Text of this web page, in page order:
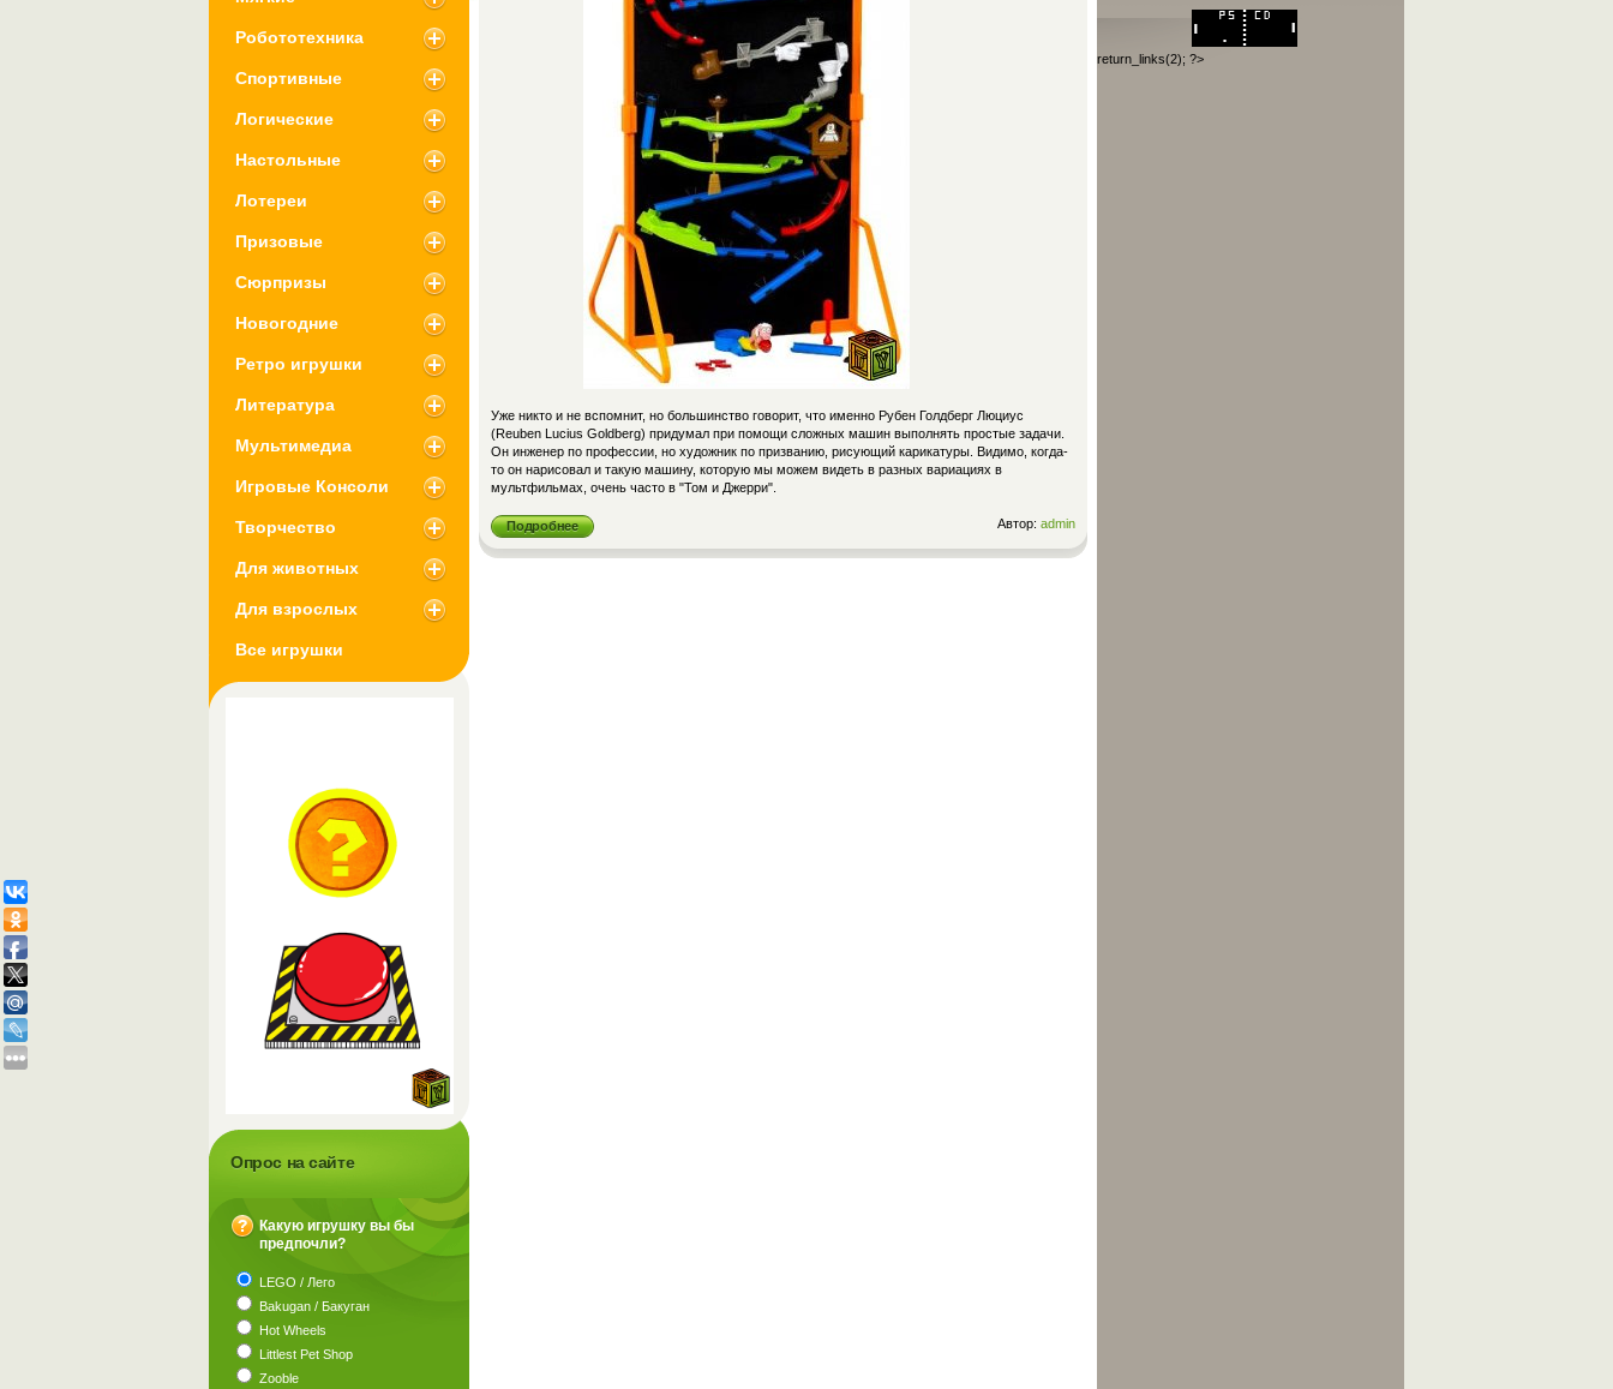
Уже никто и не вспомнит, но большинство говорит, что именно Рубен Голдберг Люциус
(Reuben Lucius Goldberg) придумал при помощи сложных машин выполнять простые задачи.
Он инженер по профессии, но художник по призванию, рисующий карикатуры. Видимо, когда-
то он нарисовал и такую машину, которую мы можем видеть в разных вариациях в
мультфильмах, очень часто в "Том и Джерри".
Автор: admin
Подробнее
return_links(2); ?>
Робототехника
Спортивные
Логические
Настольные
Лотереи
Призовые
Сюрпризы
Новогодние
Ретро игрушки
Литература
Мультимедиа
Игровые Консоли
Творчество
Для животных
Для взрослых
Все игрушки
Опрос на сайте
Какую игрушку вы бы
предпочли?
LEGO / Лего
Bakugan / Бакуган
Hot Wheels
Littlest Pet Shop
Zooble